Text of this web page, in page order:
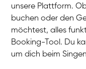
Gesang / Vocal
Gesang / Vocal
Gesang / Vocal
Gesang / Vocal
Gesang / Vocal
unsere Plattform.
buchen oder den
möchtest, alles
Booking-Tool. Du
um dich beim